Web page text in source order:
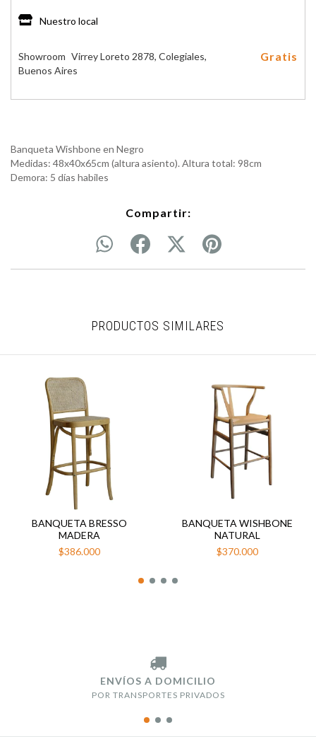
Nuestro local
Showroom Virrey Loreto 2878, Colegiales,
Buenos Aires
Gratis
Banqueta Wishbone en Negro
Medidas: 48x40x65cm (altura asiento). Altura total: 98cm
Demora: 5 días habiles
Compartir:
PRODUCTOS SIMILARES
BANQUETA BRESSO
MADERA
$386.000
BANQUETA WISHBONE
NATURAL
$370.000
ENVÍOS A DOMICILIO
POR TRANSPORTES PRIVADOS